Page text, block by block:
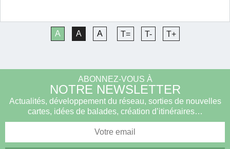
A A A T= T- T+
ABONNEZ-VOUS À
NOTRE NEWSLETTER
Actualités, développement du réseau, sorties de nouvelles
cartes, idées de balades, création d’itinéraires…